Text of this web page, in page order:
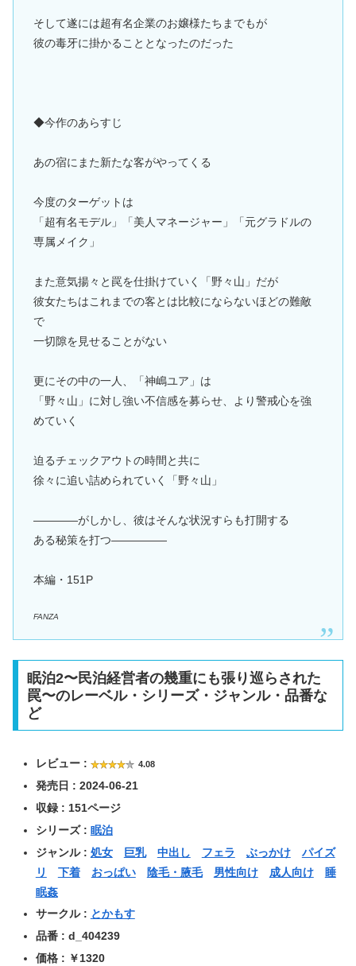
そして遂には超有名企業のお嬢様たちまでもが
彼の毒牙に掛かることとなったのだった
◆今作のあらすじ
あの宿にまた新たな客がやってくる
今度のターゲットは
「超有名モデル」「美人マネージャー」「元グラドルの
専属メイク」
また意気揚々と罠を仕掛けていく「野々山」だが
彼女たちはこれまでの客とは比較にならないほどの難敵
で
一切隙を見せることがない
更にその中の一人、「神嶋ユア」は
「野々山」に対し強い不信感を募らせ、より警戒心を強
めていく
迫るチェックアウトの時間と共に
徐々に追い詰められていく「野々山」
――――がしかし、彼はそんな状況すらも打開する
ある秘策を打つ―――――
本編・151P
FANZA
眠泊2〜民泊経営者の幾重にも張り巡らされた
罠〜のレーベル・シリーズ・ジャンル・品番な
ど
レビュー : 4.08
発売日 : 2024-06-21
収録 : 151ページ
シリーズ : 眠泊
ジャンル : 処女 巨乳 中出し フェラ ぶっかけ
パイズ
リ
下着 おっぱい 陰毛・腋毛 男性向け 成人向け
睡
眠姦
サークル : とかもす
品番 : d_404239
価格 : ￥1320